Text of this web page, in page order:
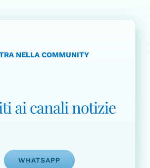
NELLA COMMUNITY
ai canali notizie
WHATSAPP